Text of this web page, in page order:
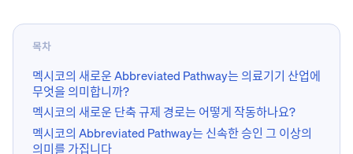
목차
멕시코의 새로운 Abbreviated Pathway는 의료기기 산업에
무엇을 의미합니까?
멕시코의 새로운 단축 규제 경로는 어떻게 작동하나요?
멕시코의 Abbreviated Pathway는 신속한 승인 그 이상의
의미를 가집니다